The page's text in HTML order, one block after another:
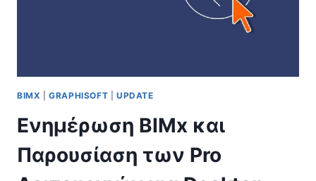
BIMX |GRAPHISOFT UPDATE
Ενημέρωση BIMx και
Παρουσίαση των Pro